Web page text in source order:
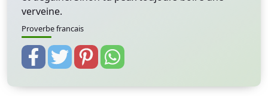
verveine.
Proverbe francais